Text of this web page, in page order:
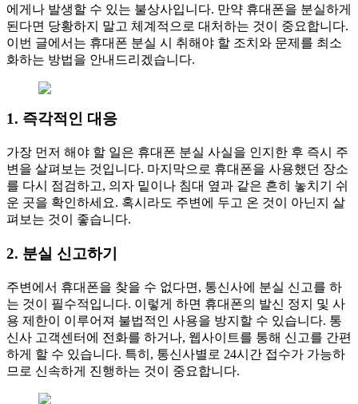
에게나 발생할 수 있는 불상사입니다. 만약 휴대폰을 분실하게
된다면 당황하지 말고 체계적으로 대처하는 것이 중요합니다.
이번 글에서는 휴대폰 분실 시 취해야 할 조치와 문제를 최소
화하는 방법을 안내드리겠습니다.
1. 즉각적인 대응
가장 먼저 해야 할 일은 휴대폰 분실 사실을 인지한 후 즉시 주
변을 살펴보는 것입니다. 마지막으로 휴대폰을 사용했던 장소
를 다시 점검하고, 의자 밑이나 침대 옆과 같은 흔히 놓치기 쉬
운 곳을 확인하세요. 혹시라도 주변에 두고 온 것이 아닌지 살
펴보는 것이 좋습니다.
2. 분실 신고하기
주변에서 휴대폰을 찾을 수 없다면, 통신사에 분실 신고를 하
는 것이 필수적입니다. 이렇게 하면 휴대폰의 발신 정지 및 사
용 제한이 이루어져 불법적인 사용을 방지할 수 있습니다. 통
신사 고객센터에 전화를 하거나, 웹사이트를 통해 신고를 간편
하게 할 수 있습니다. 특히, 통신사별로 24시간 접수가 가능하
므로 신속하게 진행하는 것이 중요합니다.